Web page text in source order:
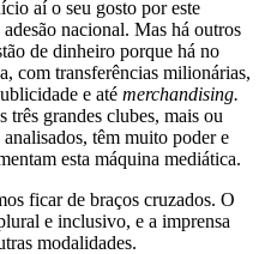
aí o seu gosto por este
nacional. Mas há outros
de dinheiro porque há no
com transferências milionárias,
e até merchandising.
três grandes clubes, mais ou
têm muito poder e
esta máquina mediática.
ficar de braços cruzados. O
e inclusivo, e a imprensa
modalidades.